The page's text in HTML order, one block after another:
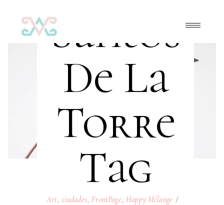
Santos
De La
Torre
Tag
Art ciudades, FrontPage Happy Mélange